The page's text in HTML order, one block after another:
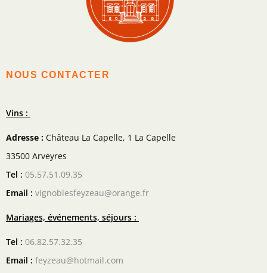
NOUS CONTACTER
Vins :
Adresse : Château La Capelle, 1 La Capelle
33500 Arveyres
Tel : 05.57.51.09.35
Email : vignoblesfeyzeau@orange.fr
Mariages, événements, séjours :
Tel : 06.82.57.32.35
Email : feyzeau@hotmail.com